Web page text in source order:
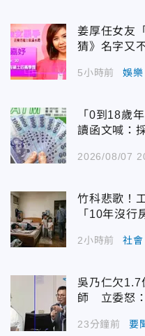
姜厚任女友
猜》名字又
5小時前 娛樂
「0到18歲
讀函文喊：
2026/08/07
竹科悲歌！
「10年沒行
2小時前 社會
吳乃仁欠1.7
師 立委怒
23分鐘前 要